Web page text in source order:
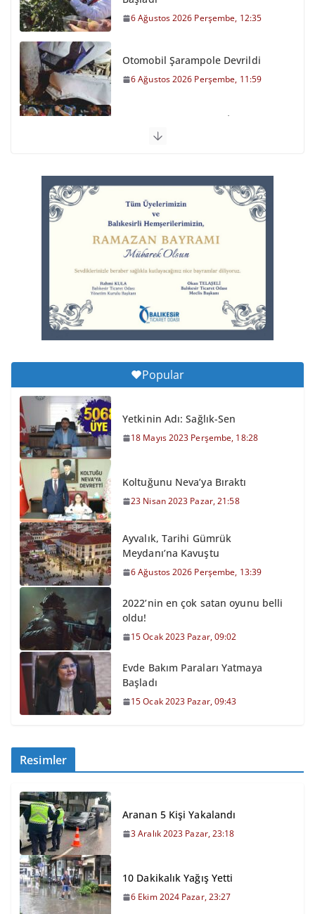
6 Ağustos 2026 Perşembe, 12:35
Otomobil Şarampole Devrildi
6 Ağustos 2026 Perşembe, 11:59
Memleket Tek Yürek
Yangın Kontrol Altına Alındı
5 Ağustos 2026 Çarşamba, 21:57
Ayvalık, Tarihi Gümrük
Meydanı’na Kavuştu
6 Ağustos 2026 Perşembe, 13:39
Popular
Yetkinin Adı: Sağlık-Sen
18 Mayıs 2023 Perşembe, 18:28
Koltuğunu Neva’ya Bıraktı
23 Nisan 2023 Pazar, 21:58
Ayvalık, Tarihi Gümrük
Meydanı’na Kavuştu
6 Ağustos 2026 Perşembe, 13:39
2022’nin en çok satan oyunu belli
oldu!
15 Ocak 2023 Pazar, 09:02
Evde Bakım Paraları Yatmaya
Başladı
15 Ocak 2023 Pazar, 09:43
Resimler
Aranan 5 Kişi Yakalandı
3 Aralık 2023 Pazar, 23:18
10 Dakikalık Yağış Yetti
6 Ekim 2024 Pazar, 23:27